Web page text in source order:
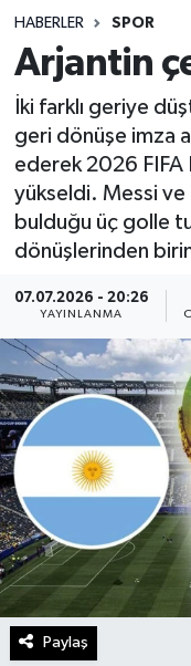
HABERLER SPOR
Arjantin
İki farklı geriye
geri dönüşe imza
ederek 2026 FIFA
yükseldi. Messi ve
bulduğu üç golle
dönüşlerinden
07.07.2026 - 20:26
YAYINLANMA
Paylaş
Spor
Teknoloji